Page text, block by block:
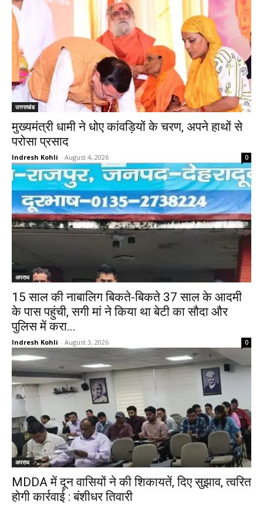
उत्तराखंड
मुख्यमंत्री धामी ने धोए कांवड़ियों के चरण, अपने हाथों से
परोसा प्रसाद
Indresh Kohli - August 4, 2026 0
अपराध
15 साल की नाबालिग बिकते-बिकते 37 साल के आदमी
के पास पहुंची, सगी मां ने किया था बेटी का सौदा और
पुलिस में करा...
Indresh Kohli - August 3, 2026 0
अपराध
MDDA में दून वासियों ने की शिकायतें, दिए सुझाव, त्वरित
होगी कार्रवाई : बंशीधर तिवारी